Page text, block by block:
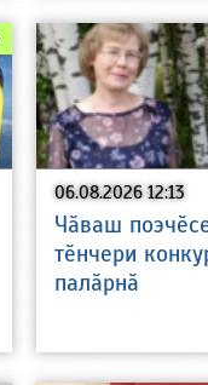
06.08.2026 12:13
Чӑваш
тӗнчери
палӑрнӑ